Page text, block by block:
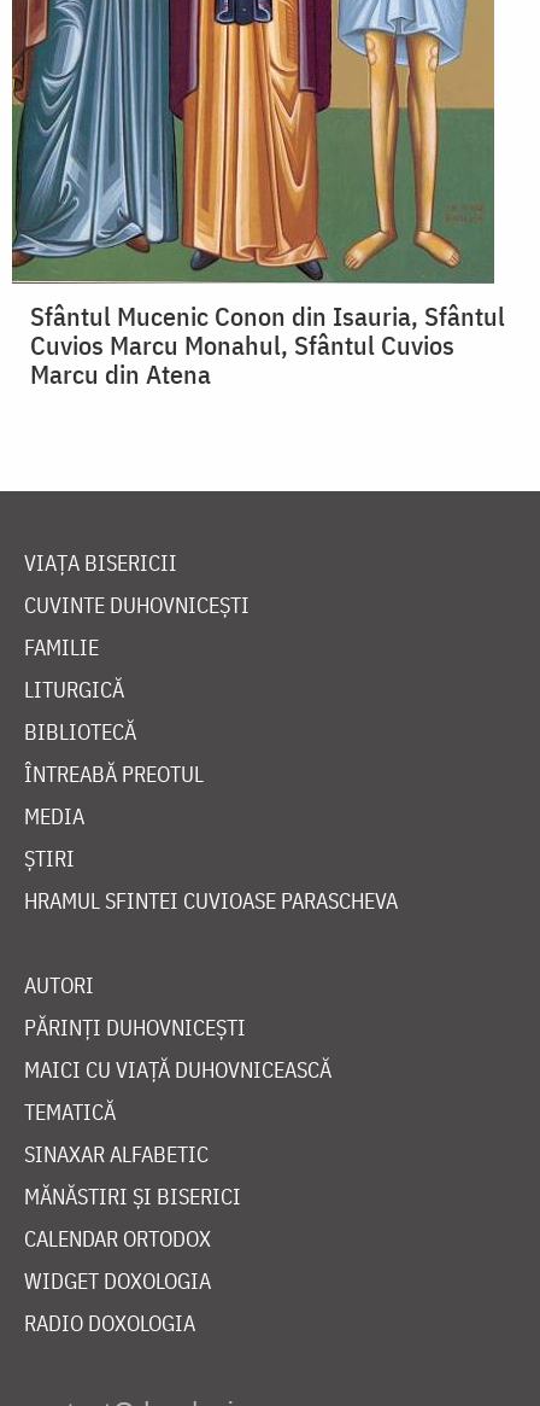
Sfântul Mucenic Conon din Isauria, Sfântul
Cuvios Marcu Monahul, Sfântul Cuvios
Marcu din Atena
VIAȚA BISERICII
CUVINTE DUHOVNICEȘTI
FAMILIE
LITURGICĂ
BIBLIOTECĂ
ÎNTREABĂ PREOTUL
MEDIA
ȘTIRI
HRAMUL SFINTEI CUVIOASE PARASCHEVA
AUTORI
PĂRINȚI DUHOVNICEȘTI
MAICI CU VIAȚĂ DUHOVNICEASCĂ
TEMATICĂ
SINAXAR ALFABETIC
MĂNĂSTIRI ȘI BISERICI
CALENDAR ORTODOX
WIDGET DOXOLOGIA
RADIO DOXOLOGIA